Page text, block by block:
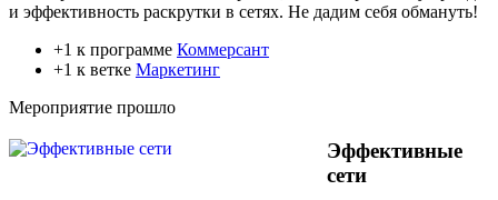
и эффективность раскрутки в сетях. Не дадим себя обмануть!
+1 к программе Коммерсант
+1 к ветке Маркетинг
Мероприятие прошло
Эффективные
сети